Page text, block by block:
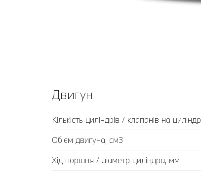
Двигун
Кількість циліндрів / клапанів на циліндр
Об'єм двигуна, см3
Хід поршня / діаметр циліндра, мм